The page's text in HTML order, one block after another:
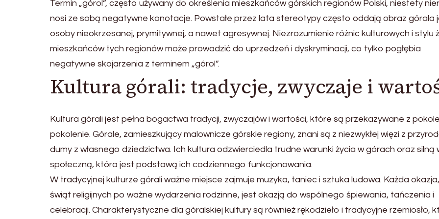
Termin „górol”, często używany do określenia mieszkańców górskich regionów Polski, niestety
nosi ze sobą negatywne konotacje. Powstałe przez lata stereotypy często oddają obraz górala
osoby nieokrzesanej, prymitywnej, a nawet agresywnej. Niezrozumienie różnic kulturowych i stylu
mieszkańców tych regionów może prowadzić do uprzedzeń i dyskryminacji, co tylko pogłębia
negatywne skojarzenia z terminem „górol”.
Kultura górali: tradycje, zwyczaje i
Kultura górali jest pełna bogactwa tradycji, zwyczajów i wartości, które są przekazywane z
pokolenie. Górale, zamieszkujący malownicze górskie regiony, znani są z niezwykłej więzi z
dumy z własnego dziedzictwa. Ich kultura odzwierciedla trudne warunki życia w górach oraz silną
społeczną, która jest podstawą ich codziennego funkcjonowania.
W tradycyjnej kulturze górali ważne miejsce zajmuje muzyka, taniec i sztuka ludowa. Każda
świąt religijnych po ważne wydarzenia rodzinne, jest okazją do wspólnego śpiewania, tańczenia i
celebracji. Charakterystyczne dla góralskiej kultury są również rękodzieło i tradycyjne rzemiosło,